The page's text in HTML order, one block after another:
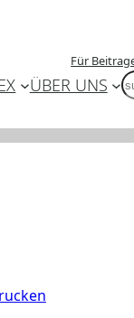
Für
ÜBER UNS